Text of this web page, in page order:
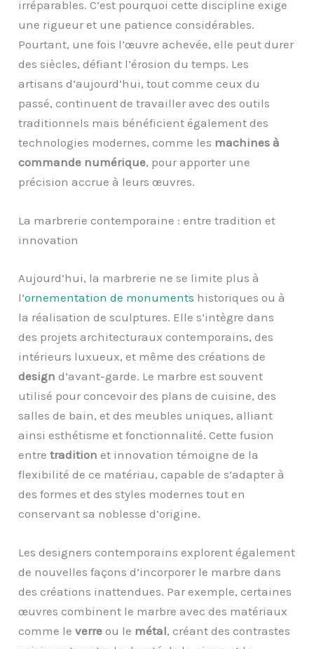
irréparables. C’est pourquoi cette discipline exige
une rigueur et une patience considérables.
Pourtant, une fois l’œuvre achevée, elle peut durer
des siècles, défiant l’érosion du temps. Les
artisans d’aujourd’hui, tout comme ceux du
passé, continuent de travailler avec des outils
traditionnels mais bénéficient également des
technologies modernes, comme les machines à
commande numérique, pour apporter une
précision accrue à leurs œuvres.
La marbrerie contemporaine : entre tradition et
innovation
Aujourd’hui, la marbrerie ne se limite plus à
l’ornementation de monuments historiques ou à
la réalisation de sculptures. Elle s’intègre dans
des projets architecturaux contemporains, des
intérieurs luxueux, et même des créations de
design d’avant-garde. Le marbre est souvent
utilisé pour concevoir des plans de cuisine, des
salles de bain, et des meubles uniques, alliant
ainsi esthétisme et fonctionnalité. Cette fusion
entretradition et innovation témoigne de la
flexibilité de ce matériau, capable de s’adapter à
des formes et des styles modernes tout en
conservant sa noblesse d’origine.
Les designers contemporains explorent également
de nouvelles façons d’incorporer le marbre dans
des créations inattendues. Par exemple, certaines
œuvres combinent le marbre avec des matériaux
comme leverre ou le métal, créant des contrastes